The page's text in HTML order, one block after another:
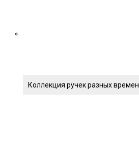
Коллекция ручек разных времен